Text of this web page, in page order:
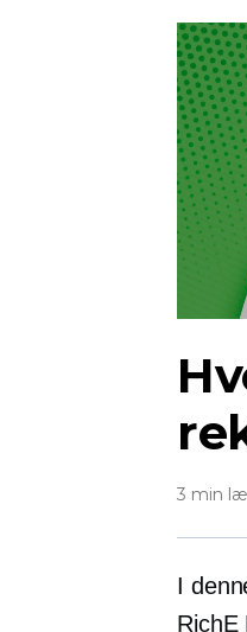
3 min
I
RichE